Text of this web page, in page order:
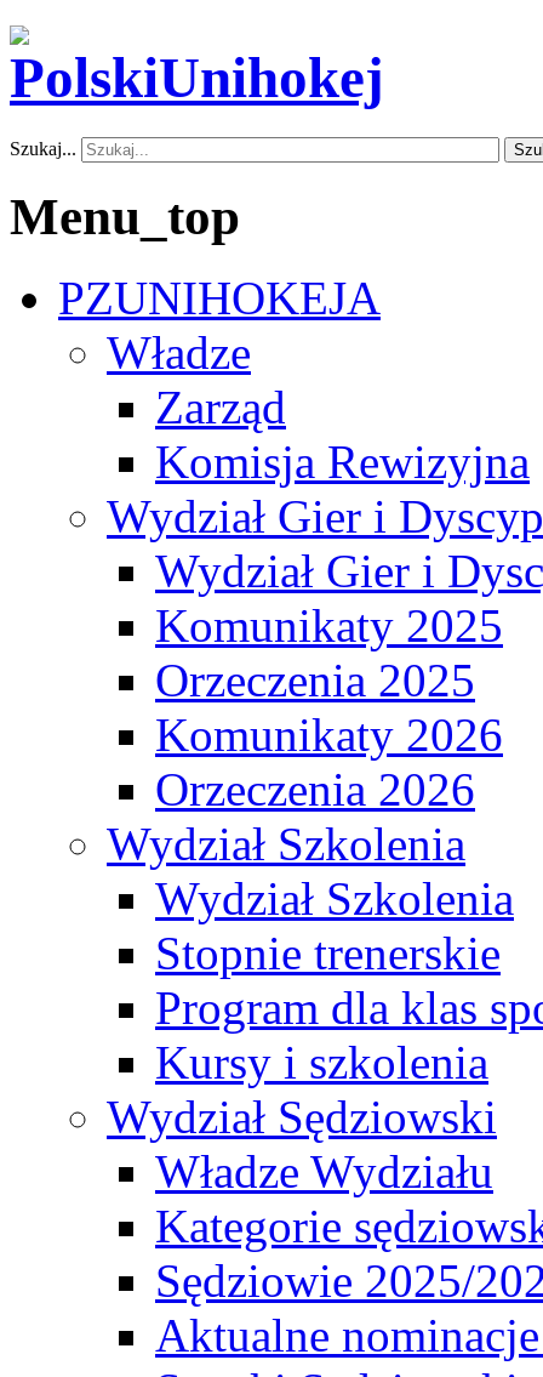
Szukaj...
Menu_top
PZUNIHOKEJA
Władze
Zarząd
Komisja Rewizyjna
Wydział Gier i
Wydział Gier i
Komunikaty 2025
Orzeczenia 2025
Komunikaty 2026
Orzeczenia 2026
Wydział Szkolenia
Wydział Szkolenia
Stopnie trenerskie
Program dla klas
Kursy i szkolenia
Wydział Sędziowski
Władze Wydziału
Kategorie
Sędziowie 2025/
Aktualne